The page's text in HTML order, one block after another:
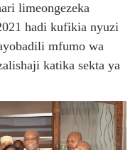
limeongezeka
hadi kufikia nyuzi
mfumo wa
katika sekta ya